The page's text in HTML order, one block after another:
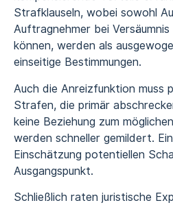
Strafklauseln, wobei sowohl
Auftragnehmer bei
können, werden als
einseitige Bestimmungen.
Auch die Anreizfunktion muss
Strafen, die primär
keine Beziehung zum
werden schneller gemildert.
Einschätzung potentiellen
Ausgangspunkt.
Schließlich raten juristische